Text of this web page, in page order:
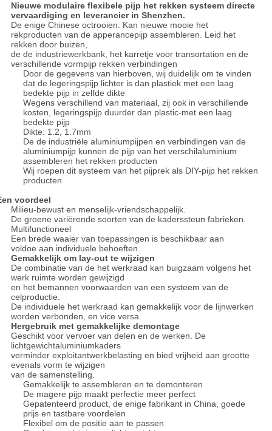
Nieuwe modulaire flexibele pijp het rekken systeem directe
vervaardiging en leverancier in Shenzhen.
De enige Chinese octrooien. Kan nieuwe mooie het
rekproducten van de apperancepijp assembleren. Leid het
rekken door buizen,
de de industriewerkbank, het karretje voor transortation en de
verschillende vormpijp rekken verbindingen
Door de gegevens van hierboven, wij duidelijk om te vinden
dat de legeringspijp lichter is dan plastiek met een laag
bedekte pijp in zelfde dikte
Wegens verschillend van materiaal, zij ook in verschillende
kosten, legeringspijp duurder dan plastic-met een laag
bedekte pijp
Dikte: 1.2, 1.7mm
De de industriële aluminiumpijpen en verbindingen van de
aluminiumpijp kunnen de pijp van het verschilaluminium
assembleren het rekken producten
Wij roepen dit systeem van het pijprek als DIY-pijp het rekken
producten
voordeel
Milieu-bewust en menselijk-vriendschappelijk.
De groene variërende soorten van de kaderssteun fabrieken.
Multifunctioneel
Een brede waaier van toepassingen is beschikbaar aan
voldoe aan individuele behoeften.
Gemakkelijk om lay-out te wijzigen
De combinatie van de het werkraad kan buigzaam volgens het
werk ruimte worden gewijzigd
en het bemannen voorwaarden van een systeem van de
celproductie.
De individuele het werkraad kan gemakkelijk voor de lijnwerken
worden verbonden, en vice versa.
Hergebruik met gemakkelijke demontage
Geschikt voor vervoer van delen en de werken. De
lichtgewichtaluminiumkaders
verminder exploitantwerkbelasting en bied vrijheid aan grootte
evenals vorm te wijzigen
van de samenstelling.
Gemakkelijk te assembleren en te demonteren
De magere pijp maakt perfectie meer perfect
Gepatenteerd product, de enige fabrikant in China, goede
prijs en tastbare voordelen
Flexibel om de positie aan te passen